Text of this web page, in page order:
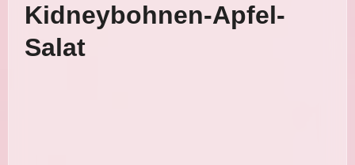
Kidneybohnen-Apfel-
Salat